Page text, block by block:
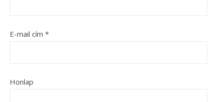
E-mail cím *
Honlap